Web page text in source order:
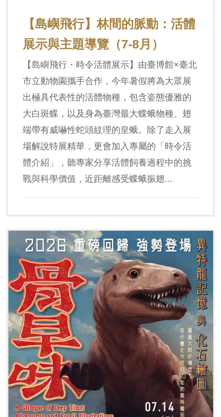
【島嶼飛行】林間的脈動：活體
展示與主題導覽（7-8月）
【島嶼飛行・時令活體展示】由臺博館×臺北
市立動物園攜手合作，今年暑假將為大眾展
出極具代表性的活體物種，包含姿態優雅的
大白斑蝶，以及身為臺灣最大蝶蛾物種、翅
端帶有威嚇性蛇頭紋理的皇蛾。除了走入展
場解說特展精華，更會加入專屬的「時令活
體介紹」，聽專家分享活體飼養過程中的挑
戰與科學價值，近距離感受蝶蛾振翅...